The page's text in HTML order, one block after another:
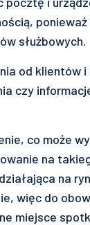
służbowych.
od klientów
czy
co może
na
na
więc do
miejsce